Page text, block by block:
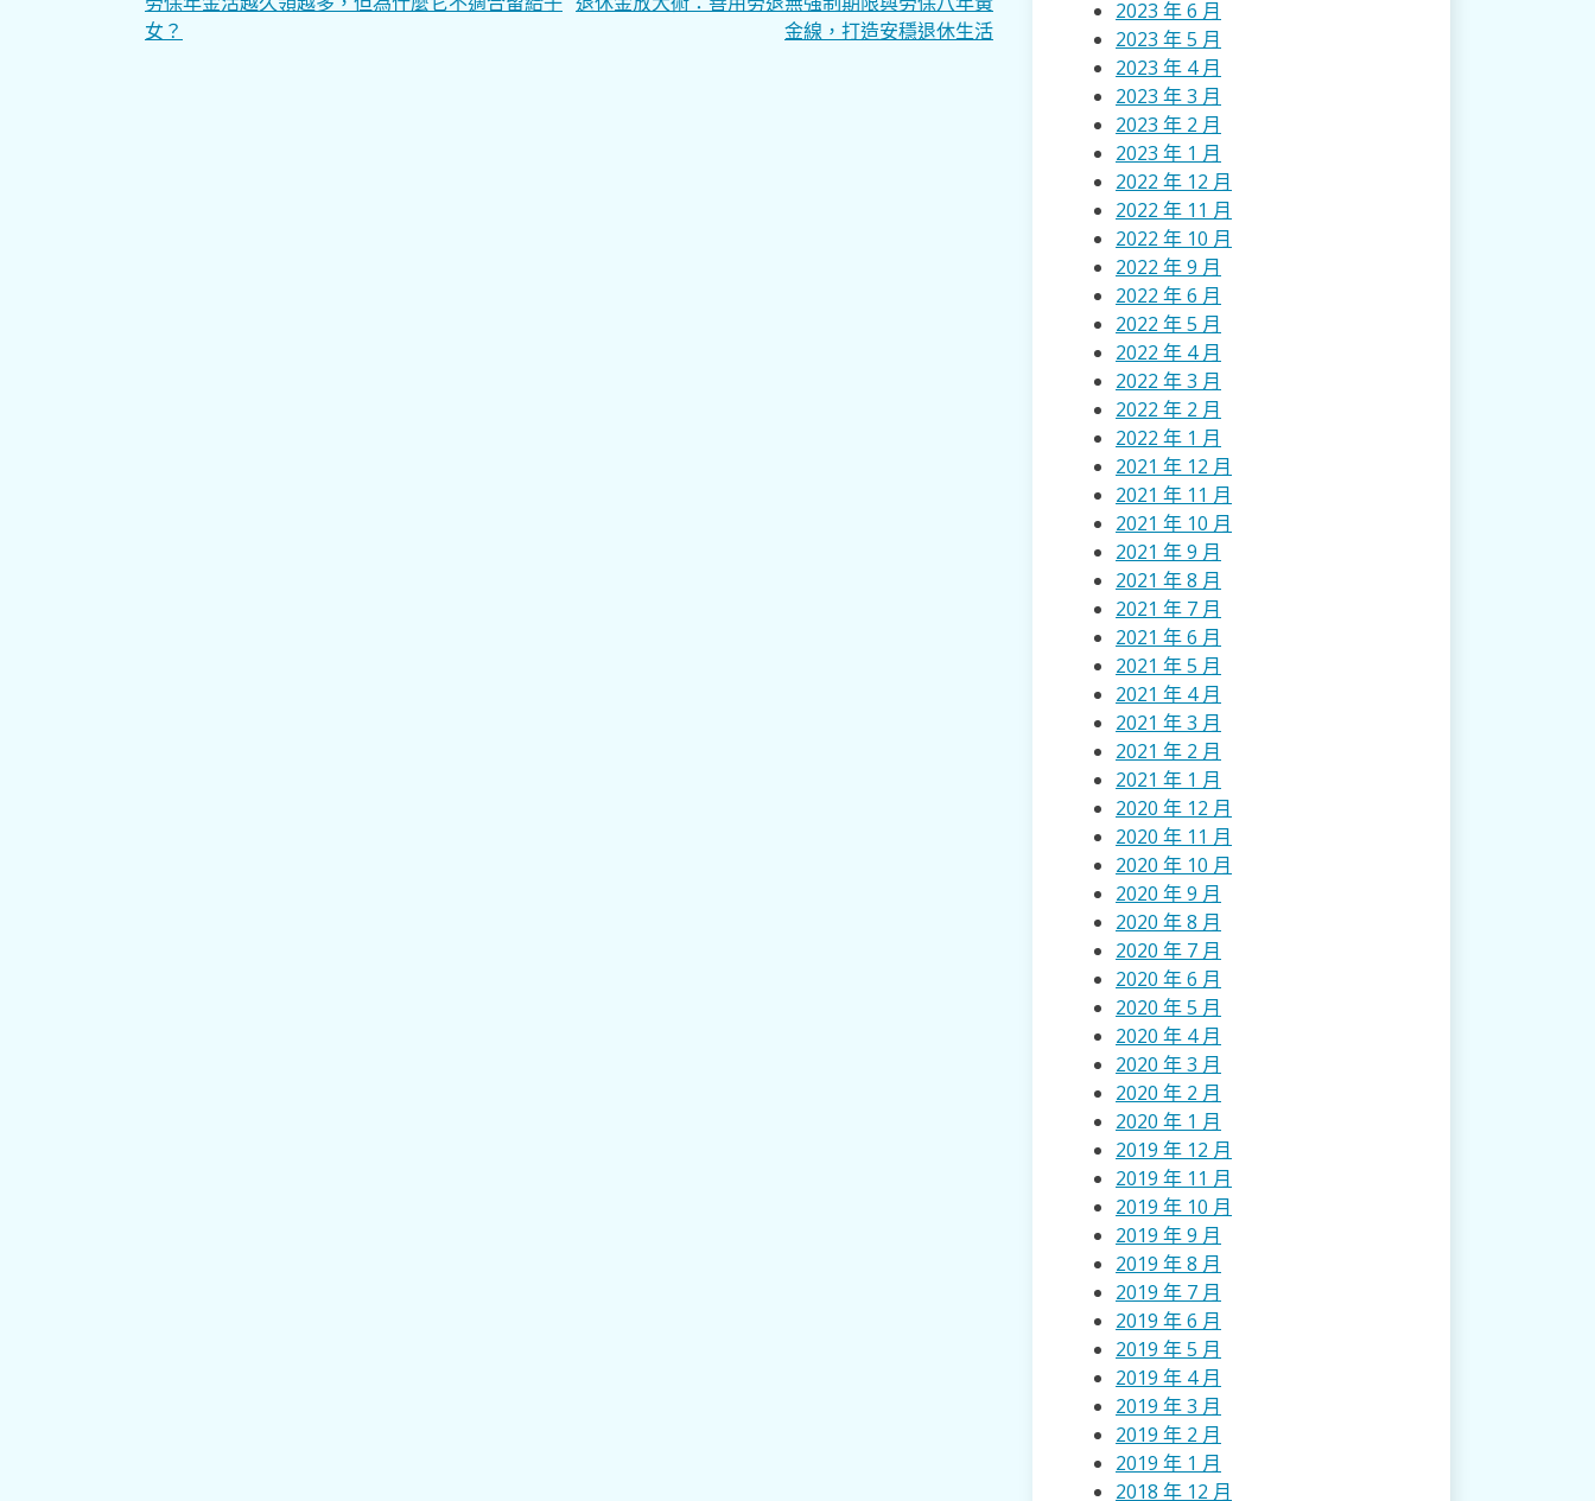
章
女？
金線，打造安穩退休生活
2023 年 6 月
2023 年 5 月
2023 年 4 月
2023 年 3 月
2023 年 2 月
2023 年 1 月
2022 年 12 月
2022 年 11 月
2022 年 10 月
2022 年 9 月
2022 年 6 月
2022 年 5 月
2022 年 4 月
2022 年 3 月
2022 年 2 月
2022 年 1 月
2021 年 12 月
2021 年 11 月
2021 年 10 月
2021 年 9 月
2021 年 8 月
2021 年 7 月
2021 年 6 月
2021 年 5 月
2021 年 4 月
2021 年 3 月
2021 年 2 月
2021 年 1 月
2020 年 12 月
2020 年 11 月
2020 年 10 月
2020 年 9 月
2020 年 8 月
2020 年 7 月
2020 年 6 月
2020 年 5 月
2020 年 4 月
2020 年 3 月
2020 年 2 月
2020 年 1 月
2019 年 12 月
2019 年 11 月
2019 年 10 月
2019 年 9 月
2019 年 8 月
2019 年 7 月
2019 年 6 月
2019 年 5 月
2019 年 4 月
2019 年 3 月
2019 年 2 月
2019 年 1 月
2018 年 12 月